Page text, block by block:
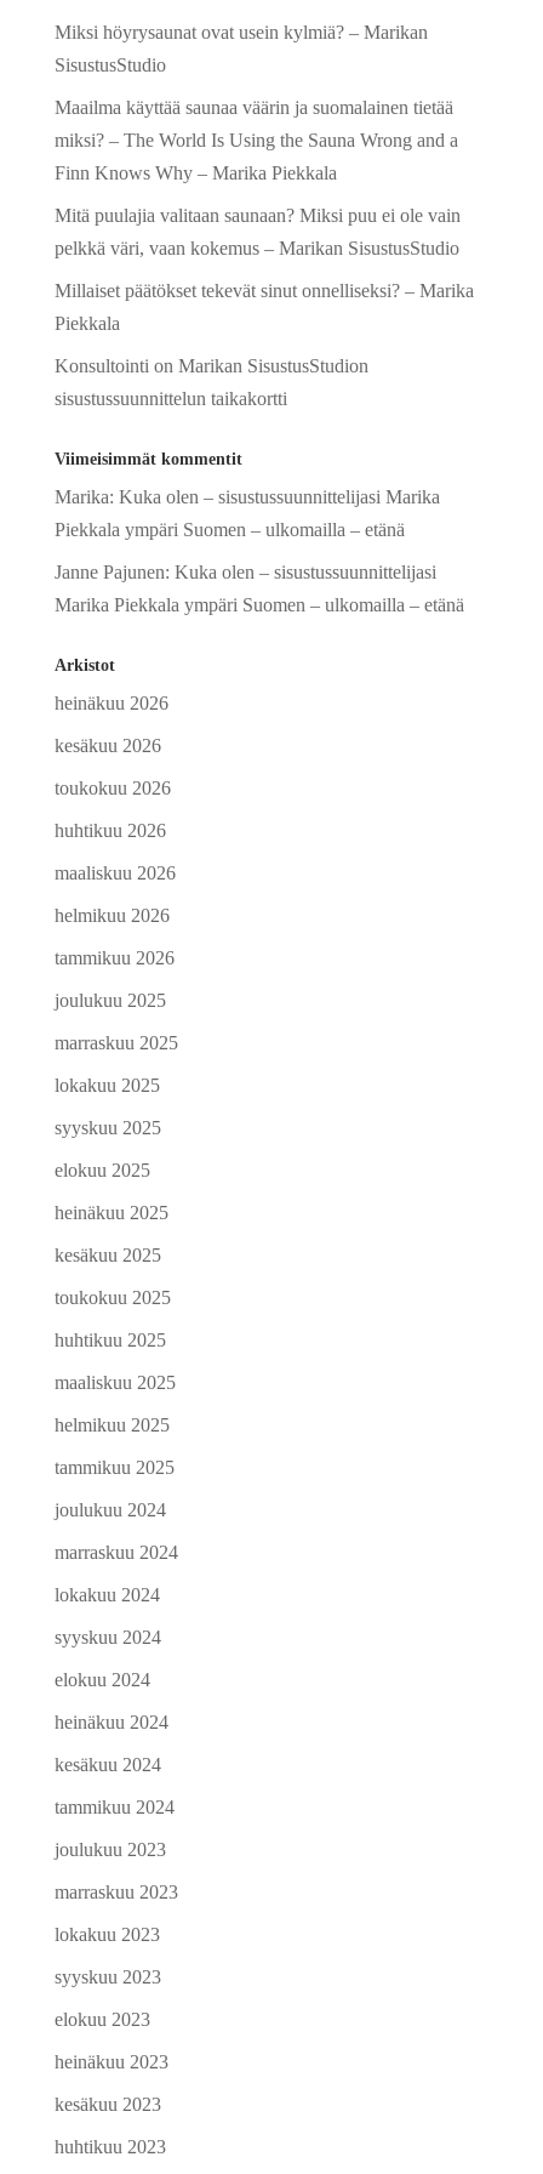
i
v
e
:
Miksi höyrysaunat ovat usein kylmiä? – Marikan
SisustusStudio
Maailma käyttää saunaa väärin ja suomalainen tietää
miksi? – The World Is Using the Sauna Wrong and a
Finn Knows Why – Marika Piekkala
Mitä puulajia valitaan saunaan? Miksi puu ei ole vain
pelkkä väri, vaan kokemus – Marikan SisustusStudio
Millaiset päätökset tekevät sinut onnelliseksi? – Marika
Piekkala
Konsultointi on Marikan SisustusStudion
sisustussuunnittelun taikakortti
Viimeisimmät kommentit
Marika: Kuka olen – sisustussuunnittelijasi Marika
Piekkala ympäri Suomen – ulkomailla – etänä
Janne Pajunen: Kuka olen – sisustussuunnittelijasi
Marika Piekkala ympäri Suomen – ulkomailla – etänä
Arkistot
heinäkuu 2026
kesäkuu 2026
toukokuu 2026
huhtikuu 2026
maaliskuu 2026
helmikuu 2026
tammikuu 2026
joulukuu 2025
marraskuu 2025
lokakuu 2025
syyskuu 2025
elokuu 2025
heinäkuu 2025
kesäkuu 2025
toukokuu 2025
huhtikuu 2025
maaliskuu 2025
helmikuu 2025
tammikuu 2025
joulukuu 2024
marraskuu 2024
lokakuu 2024
syyskuu 2024
elokuu 2024
heinäkuu 2024
kesäkuu 2024
tammikuu 2024
joulukuu 2023
marraskuu 2023
lokakuu 2023
syyskuu 2023
elokuu 2023
heinäkuu 2023
kesäkuu 2023
huhtikuu 2023